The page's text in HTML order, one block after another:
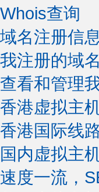
Whois查询
域名注册信
我注册的域名
查看和管理
香港虚拟主
香港国际线
国内虚拟主
速度一流，